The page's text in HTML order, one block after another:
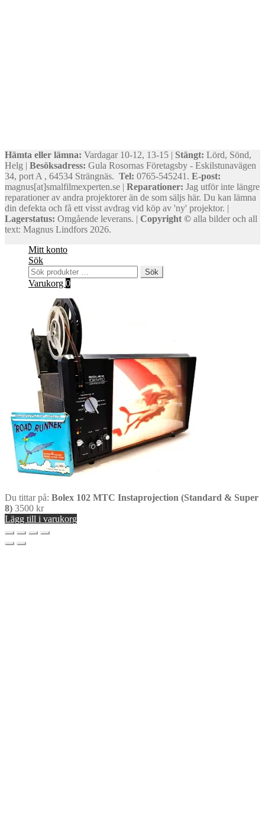
Hämta eller lämna: Vardagar 10-12, 13-15 | Stängt: Lörd, Sönd,
Helg | Besöksadress: Gula Rosornas Företagsby - Eskilstunavägen
34, port A , 64534 Strängnäs. Tel: 0765-545241. E-post:
magnus[at]smalfilmexperten.se | Reparationer: Jag utför inte längre
reparationer av andra projektorer än de som säljs här. Du kan lämna
din defekta och få ett visst avdrag vid köp av 'ny' projektor. |
Lagerstatus: Omgående leverans. | Copyright © alla bilder och all
text: Magnus Lindfors 2026.
Mitt konto
Sök
Sök
efter:
Sök
Varukorg 0
Du tittar på: Bolex 102 MTC Instaprojection (Standard & Super
8) 3500 kr
Lägg till i varukorg